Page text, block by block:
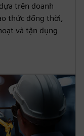
trên doanh
thức đồng thời,
và tận dụng